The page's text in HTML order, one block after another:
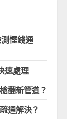
慳錢通
速處理
翻新管道？
通解決？